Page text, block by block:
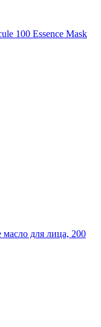
100 Essence Mask
для лица, 200